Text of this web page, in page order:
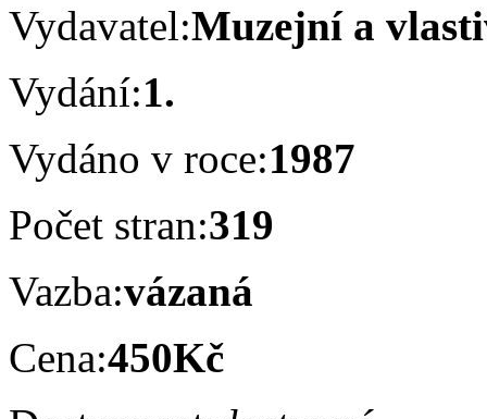
Vydavatel:Muzejní a
Vydání:1.
Vydáno v roce:1987
Počet stran:319
Vazba:vázaná
Cena:450Kč